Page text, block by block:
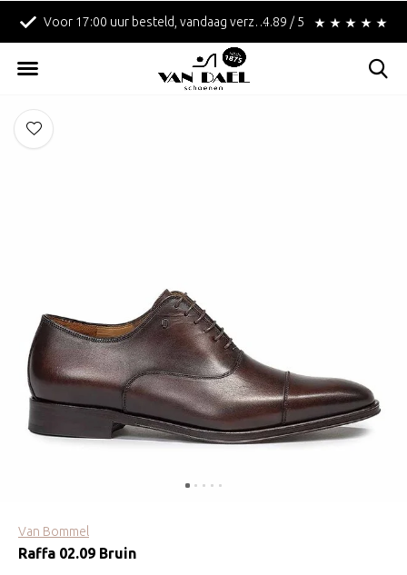
Voor 17:00 uur besteld, vandaag verzonden! Betaal achteraf met
4.89 / 5
Van Bommel
Raffa 02.09 Bruin